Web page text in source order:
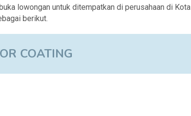
lowongan untuk ditempatkan di perusahaan di Kota
berikut.
COATING